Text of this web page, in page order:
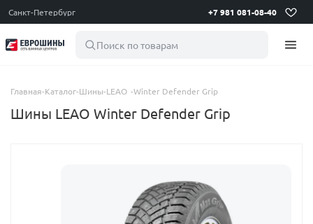
Санкт-Петербург +7 981 081-08-40
Поиск по товарам
Главная-Каталог-Шины-LEAO -Winter Defender Grip
Шины LEAO Winter Defender Grip